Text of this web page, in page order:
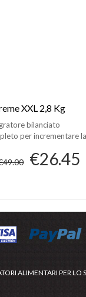
XXL 2,8 Kg
bilanciato
per incrementare la
€26.45
ALIMENTARI PER LO